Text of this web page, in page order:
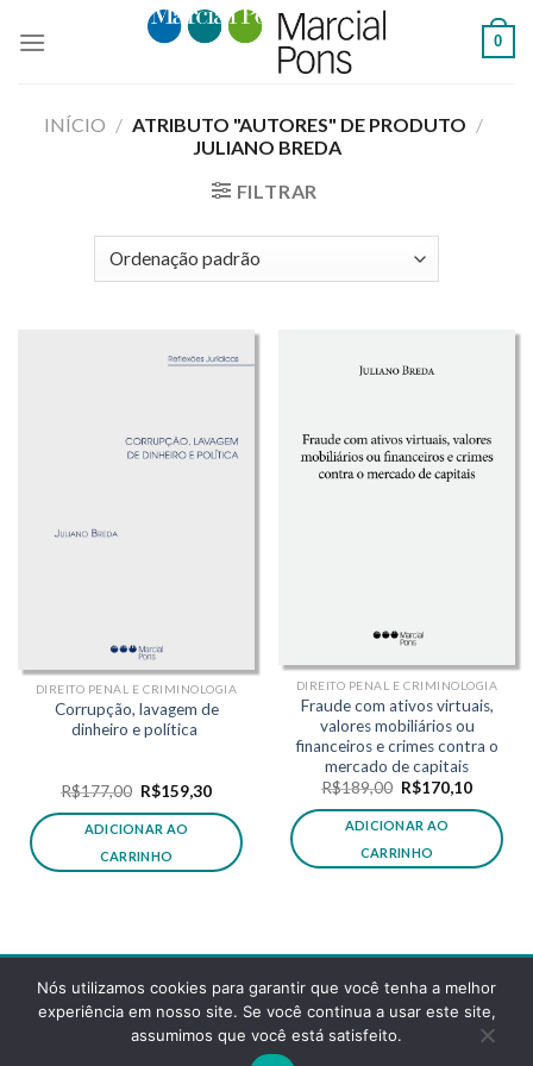
0
INÍCIO / ATRIBUTO "AUTORES" DE PRODUTO /
JULIANO BREDA
FILTRAR
DIREITO PENAL E CRIMINOLOGIA
Corrupção, lavagem de
dinheiro e política
R$177,00 O
original
era:
R$177,00.
R$159,30O
atual
R$159,30.
ADICIONAR AO
CARRINHO
DIREITO PENAL E CRIMINOLOGIA
Fraude com ativos virtuais,
valores mobiliários ou
financeiros e crimes contra o
mercado de capitais
R$189,00 O
original
era:
R$189,00.
R$170,10O
atual
ADICIONAR AO
CARRINHO
POLÍTICA DE PRIVACIDADE FAQS
Nós utilizamos cookies para garantir que você tenha a melhor
experiência em nosso site. Se você continua a usar este site,
assumimos que você está satisfeito.